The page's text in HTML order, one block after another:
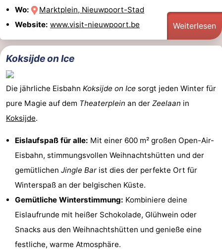
Wo:
Marktplein, Nieuwpoort-Stad
Website: www.visit-nieuwpoort.be Weiterlesen
Koksijde on Ice
Die jährliche Eisbahn Koksijde on Ice sorgt jeden Winter für
pure Magie auf dem Theaterplein an der Zeelaan in
Koksijde.
Eislaufspaß für alle: Mit einer 600 m² großen Open-Air-
Eisbahn, stimmungsvollen Weihnachtshütten und der
gemütlichen Jingle Bar ist dies der perfekte Ort für
Winterspaß an der belgischen Küste.
Gemütliche Winterstimmung: Kombiniere deine
Eislaufrunde mit heißer Schokolade, Glühwein oder
Snacks aus den Weihnachtshütten und genieße eine
festliche, warme Atmosphäre.